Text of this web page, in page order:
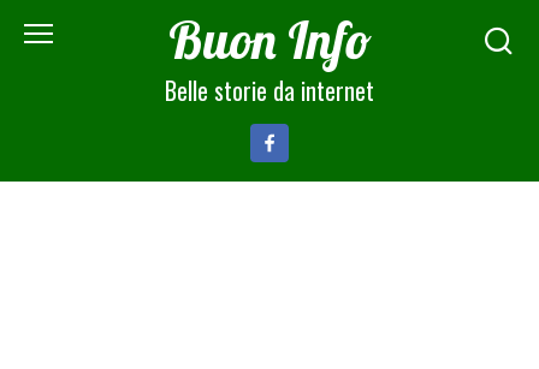
Buon Info
Belle storie da internet